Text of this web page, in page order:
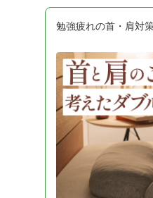
勉強疲れの首・肩対